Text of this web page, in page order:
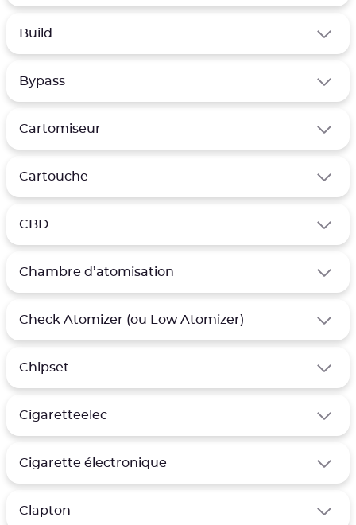
Build
Bypass
Cartomiseur
Cartouche
CBD
Chambre d’atomisation
Check Atomizer (ou Low Atomizer)
Chipset
Cigaretteelec
Cigarette électronique
Clapton